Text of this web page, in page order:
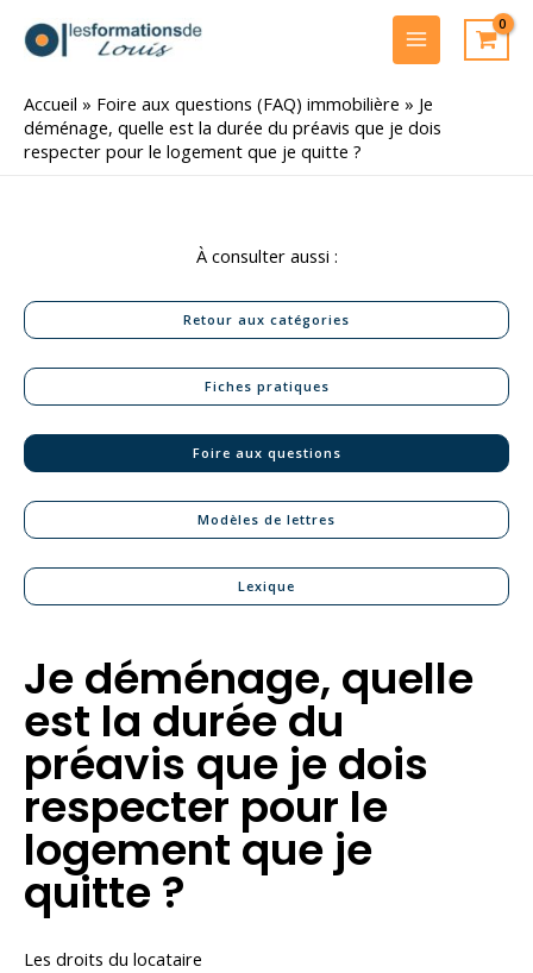
MAIN
MENU
Accueil » Foire aux questions (FAQ) immobilière » Je
déménage, quelle est la durée du préavis que je dois
respecter pour le logement que je quitte ?
À consulter aussi :
Retour aux catégories
Fiches pratiques
Foire aux questions
Modèles de lettres
Lexique
Je déménage, quelle
est la durée du
préavis que je dois
respecter pour le
logement que je
quitte ?
Les droits du locataire